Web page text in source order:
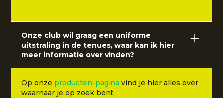
Onze club wil graag een uniforme
uitstraling in de tenues, waar kan ik hier
meer informatie over vinden?
Op onze producten-pagina vind je hier alles over
waarnaar je op zoek bent.